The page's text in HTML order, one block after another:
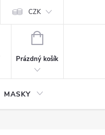
CZK
NÁKUPNÍ
Prázdný košík
MASKY